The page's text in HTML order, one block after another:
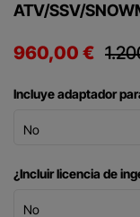
ATV/SSV/
960,00 €
Incluye adaptador
¿Incluir licencia de